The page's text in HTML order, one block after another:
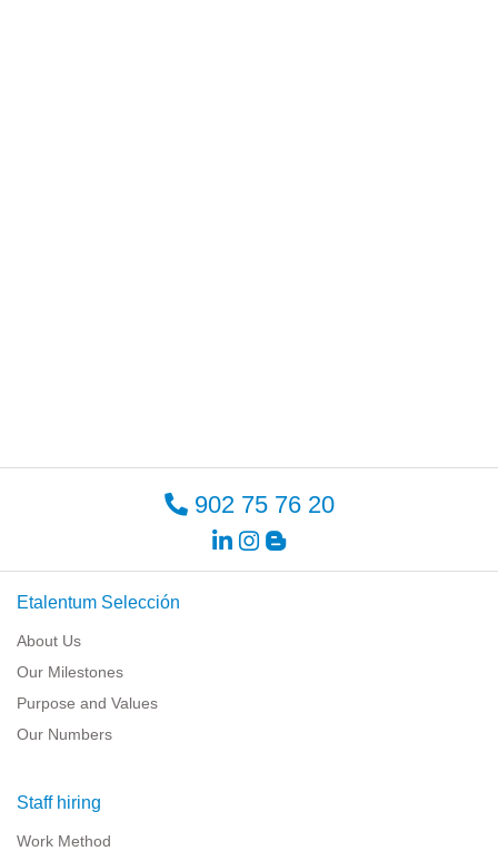
902 75 76 20
Etalentum Selección
About Us
Our Milestones
Purpose and Values
Our Numbers
Staff hiring
Work Method